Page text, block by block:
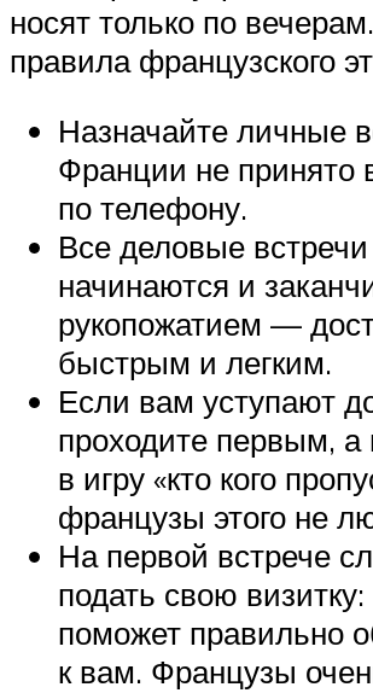
носят только по
правила французского
Назначайте личные
Франции не принято
по телефону.
Все деловые встречи
начинаются и
рукопожатием —
быстрым и легким.
Если вам уступают
проходите первым, а
в игру «кто кого
французы этого не
На первой встрече
подать свою
поможет правильно
к вам. Французы